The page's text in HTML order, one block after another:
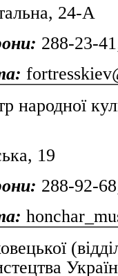
288-23-
народної
288-92-